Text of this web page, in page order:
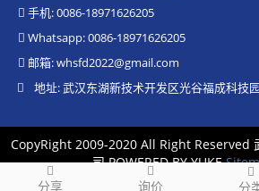
分享 询价 分
手机: 0086-18971626205
Whatsapp: 0086-18971626205
邮箱:whsfd2022@gmail.com
地址: 武汉东湖新技术开发区光谷福成科技
CopyRight 2009-2020 All Right Reserved
司POWERED BY YUKE